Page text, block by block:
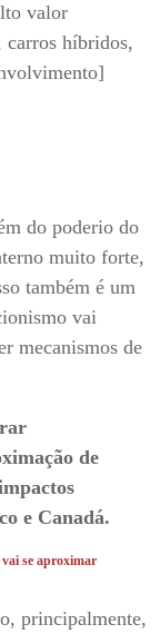
valor
carros híbridos,
do poderio do
muito forte,
também é um
vai
mecanismos de
de
e Canadá.
se aproximar
principalmente,